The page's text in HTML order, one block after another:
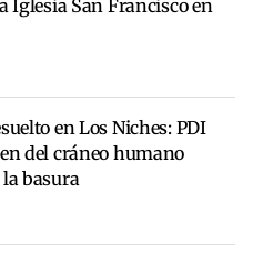
Iglesia San Francisco en
en Los Niches: PDI
del cráneo humano
basura